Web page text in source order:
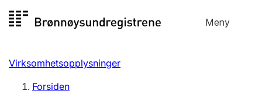
til
Meny
Registersøk
Aksjeselskap
Virksomhetsopplysninger
Forsiden